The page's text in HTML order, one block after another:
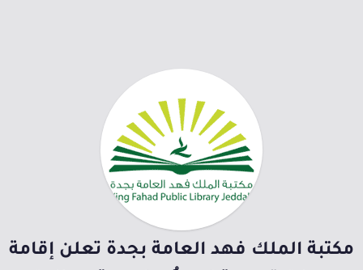
مكتبة الملك فهد العامة بجدة تعلن إقامة